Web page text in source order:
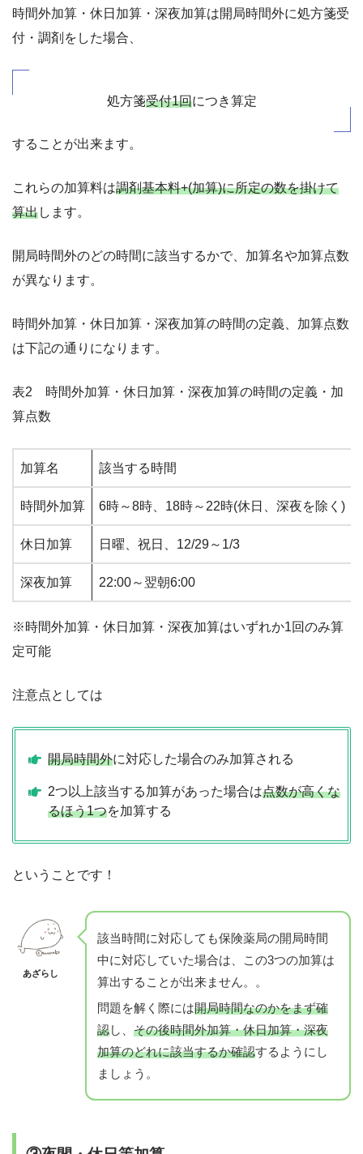
時間外加算・休日加算・深夜加算は開局時間外に処方箋受
付・調剤をした場合、
処方箋受付1回につき算定
することが出来ます。
これらの加算料は調剤基本料+(加算)に所定の数を掛けて
算出します。
開局時間外のどの時間に該当するかで、加算名や加算点数
が異なります。
時間外加算・休日加算・深夜加算の時間の定義、加算点数
は下記の通りになります。
表2 時間外加算・休日加算・深夜加算の時間の定義・加
算点数
加算名 該当する時間
時間外加算 6時～8時、18時～22時(休日、深夜を除く)
休日加算 日曜、祝日、12/29～1/3
深夜加算 22:00～翌朝6:00
※時間外加算・休日加算・深夜加算はいずれか1回のみ算
定可能
注意点としては
開局時間外に対応した場合のみ加算される
2つ以上該当する加算があった場合は点数が高くな
るほう1つを加算する
ということです！
あざらし
該当時間に対応しても保険薬局の開局時間
中に対応していた場合は、この3つの加算は
算出することが出来ません。。
問題を解く際には開局時間なのかをまず確
認し、 その後時間外加算・休日加算・深夜
加算のどれに該当するか確認するようにし
ましょう。